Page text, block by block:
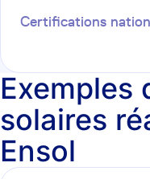
Certifications
Exemples
solaires
Ensol